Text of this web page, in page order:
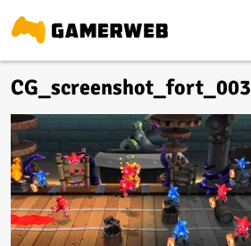
CG_screenshot_fort_003